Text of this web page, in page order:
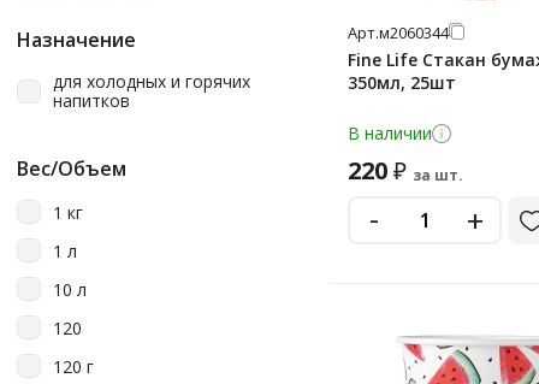
Назначение
для холодных и горячих
напитков
Вес/Объем
1 кг
1 л
10 л
120
120 г
Арт.м2060344
Fine Life Стакан
350мл, 25шт
В наличии
220₽ за шт.
- +